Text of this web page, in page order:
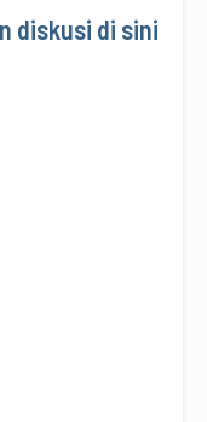
diskusi di sini